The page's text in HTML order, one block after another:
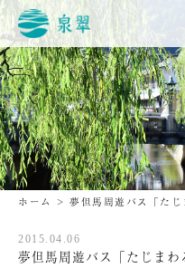
ホーム > 夢但馬周遊バス「た
2015.04.06
夢但馬周遊バス「たじま